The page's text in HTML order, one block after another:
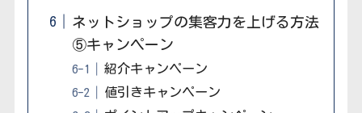
ネットショップの集客力を上げる方法
⑤キャンペーン
紹介キャンペーン
値引きキャンペーン